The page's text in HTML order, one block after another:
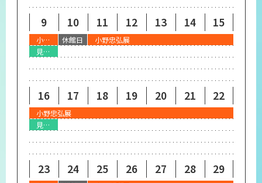
9
小野忠弘展
見どころ解説会『小野忠弘 創作の軌跡』
10
休館日
11
小野忠弘展
12 13 14 15
16
小野忠弘展
見どころ解説会『小野忠弘 創作の軌跡』
17 18 19 20 21 22
23 24 25 26 27 28 29